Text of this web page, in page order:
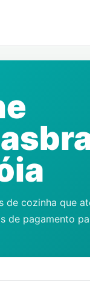
de cozinha que
de pagamento